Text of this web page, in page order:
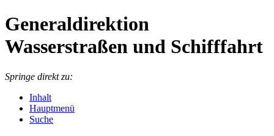
Generaldirektion
Wasserstraßen und Schifffahrt
Springe direkt zu:
Inhalt
Hauptmenü
Suche